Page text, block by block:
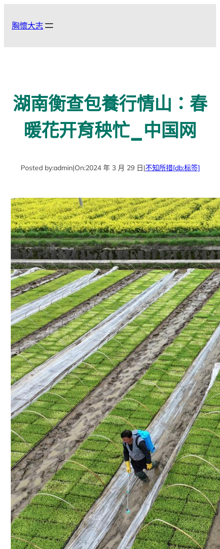
胸懷大志
湖南衡查包養行情山：春
暖花开育秧忙_中国网
Posted by:admin|On:2024 年 3 月 29 日|不知所措[db:标签]